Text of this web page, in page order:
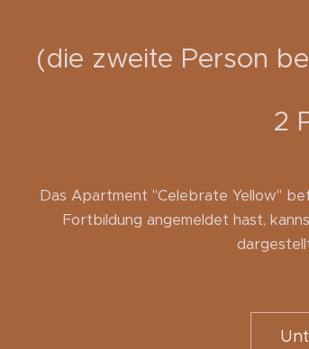
(die zweite Person
2
Das Apartment "Celebrate Yellow"
Fortbildung angemeldet hast,